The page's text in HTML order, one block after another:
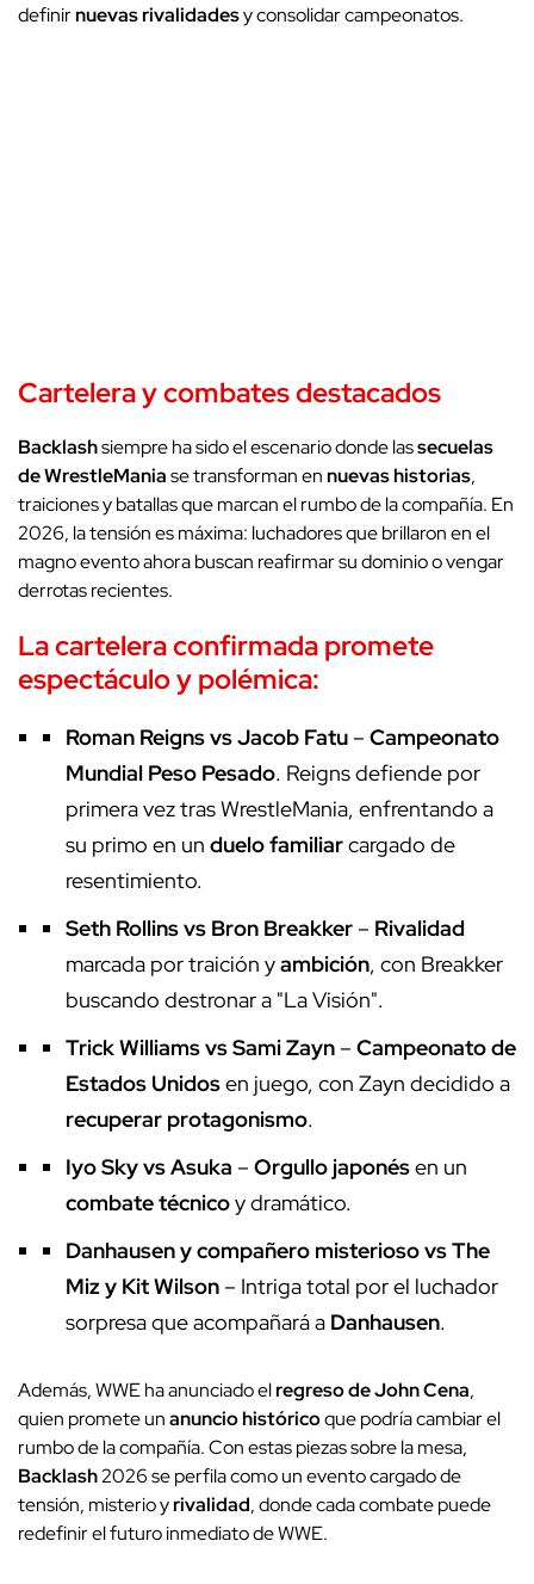
definirnuevas rivalidadesy consolidar campeonatos.
Cartelera y combates destacados
Backlashsiempre ha sido el escenario donde lassecuelas
de WrestleManiase transforman ennuevas historias,
traiciones y batallas que marcan el rumbo de la compañía. En
2026, la tensión es máxima: luchadores que brillaron en el
magno evento ahora buscan reafirmar su dominio o vengar
derrotas recientes.
La cartelera confirmada promete
espectáculo y polémica:
Roman Reigns vs Jacob Fatu – Campeonato
Mundial Peso Pesado. Reigns defiende por
primera vez tras WrestleMania, enfrentando a
su primo en un duelo familiarcargado de
resentimiento.
Seth Rollins vs Bron Breakker – Rivalidad
marcada por traición yambición, con Breakker
buscando destronar a "La Visión".
Trick Williams vs Sami Zayn – Campeonato de
Estados Unidosen juego, con Zayn decidido a
recuperar protagonismo.
Iyo Sky vs Asuka – Orgullo japonésen un
combate técnicoy dramático.
Danhausen y compañero misterioso vs The
Miz y Kit Wilson – Intriga total por el luchador
sorpresa que acompañará a Danhausen.
Además, WWE ha anunciado elregreso de John Cena,
quien promete unanuncio históricoque podría cambiar el
rumbo de la compañía. Con estas piezas sobre la mesa,
Backlash2026 se perfila como un evento cargado de
tensión, misterio yrivalidad, donde cada combate puede
redefinir el futuro inmediato de WWE.